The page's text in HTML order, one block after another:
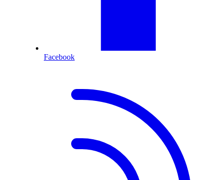
Facebook